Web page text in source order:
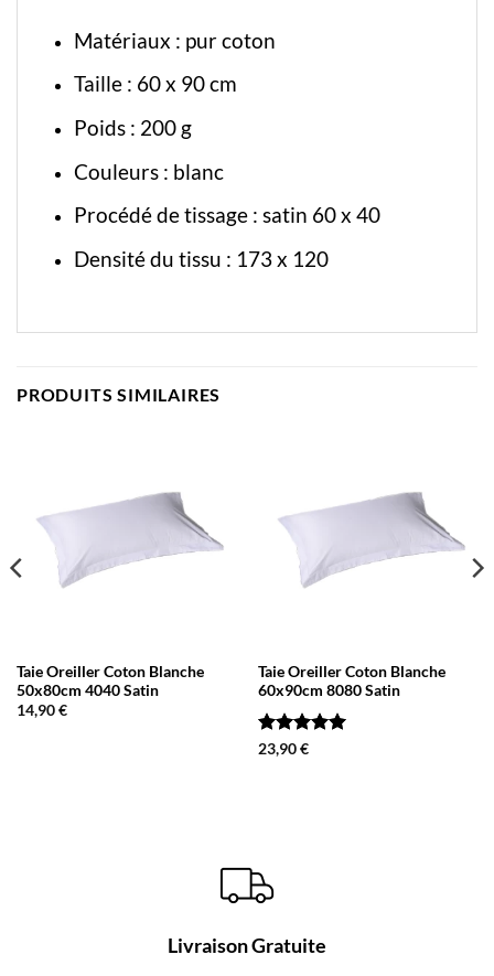
Matériaux : pur coton
Taille : 60 x 90 cm
Poids : 200 g
Couleurs : blanc
Procédé de tissage : satin 60 x 40
Densité du tissu : 173 x 120
PRODUITS SIMILAIRES
Taie Oreiller Coton Blanche
50x80cm 4040 Satin
14,90€
Taie Oreiller Coton Blanche
60x90cm 8080 Satin
Note5
23,90€
Livraison Gratuite